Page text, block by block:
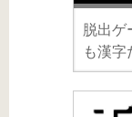
脱出ゲ
も漢字